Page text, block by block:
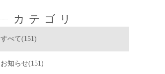
カテゴリ
すべて(151)
お知らせ(151)